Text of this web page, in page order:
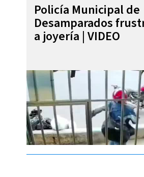
Policía Municipal de
Desamparados
a joyería | VIDEO